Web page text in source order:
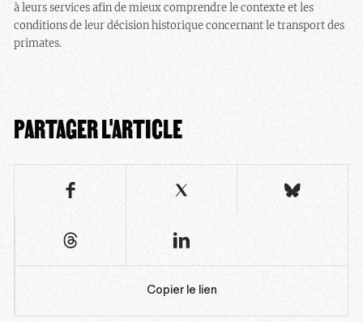
à leurs services afin de mieux comprendre le contexte et les
conditions de leur décision historique concernant le transport des
primates.
PARTAGER L'ARTICLE
Copier le lien